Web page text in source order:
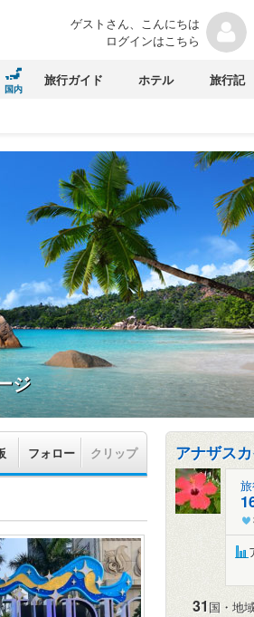
ゲストさん、こんにちは
ログインはこちら
国内
旅行ガイド ホテル 旅行記
ジ
フォロー クリップ アナザス
31国・地